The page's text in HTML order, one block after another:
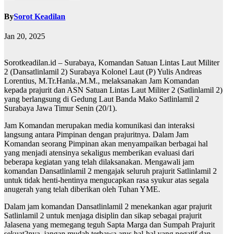
BySorot Keadilan
Jan 20, 2025
Sorotkeadilan.id – Surabaya, Komandan Satuan Lintas Laut Militer
2 (Dansatlinlamil 2) Surabaya Kolonel Laut (P) Yulis Andreas
Lorentius, M.Tr.Hanla.,M.M., melaksanakan Jam Komandan
kepada prajurit dan ASN Satuan Lintas Laut Militer 2 (Satlinlamil 2)
yang berlangsung di Gedung Laut Banda Mako Satlinlamil 2
Surabaya Jawa Timur Senin (20/1).
Jam Komandan merupakan media komunikasi dan interaksi
langsung antara Pimpinan dengan prajuritnya. Dalam Jam
Komandan seorang Pimpinan akan menyampaikan berbagai hal
yang menjadi atensinya sekaligus memberikan evaluasi dari
beberapa kegiatan yang telah dilaksanakan. Mengawali jam
komandan Dansatlinlamil 2 mengajak seluruh prajurit Satlinlamil 2
untuk tidak henti-hentinya mengucapkan rasa syukur atas segala
anugerah yang telah diberikan oleh Tuhan YME.
Dalam jam komandan Dansatlinlamil 2 menekankan agar prajurit
Satlinlamil 2 untuk menjaga disiplin dan sikap sebagai prajurit
Jalasena yang memegang teguh Sapta Marga dan Sumpah Prajurit